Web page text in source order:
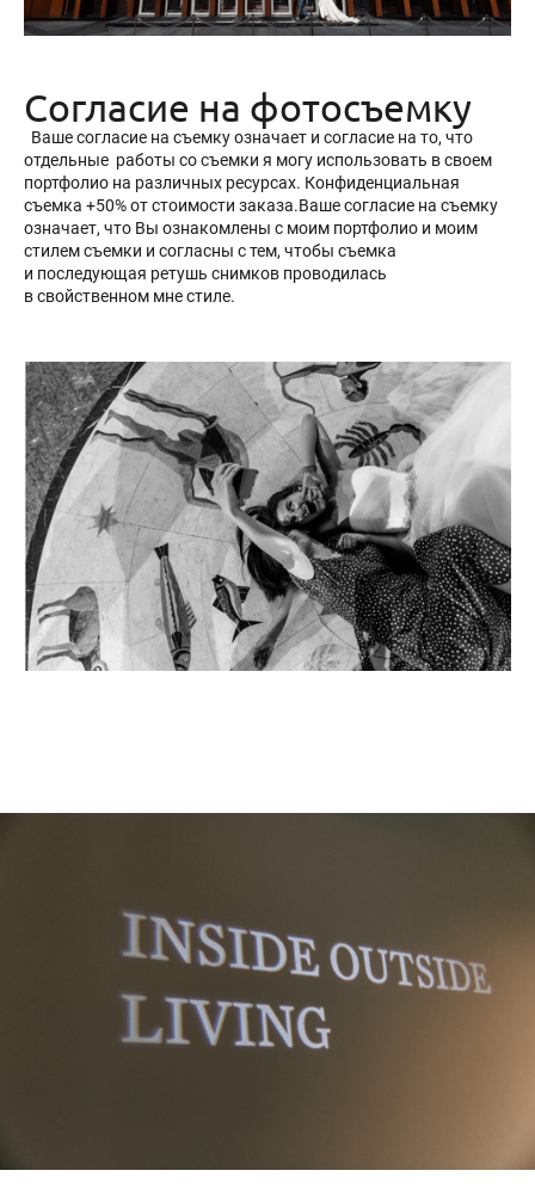
Согласие на фотосъемку
Ваше согласие на съемку означает и согласие на то, что
отдельные работы со съемки я могу использовать в своем
портфолио на различных ресурсах. Конфиденциальная
съемка +50% от стоимости заказа.Ваше согласие на съемку
означает, что Вы ознакомлены с моим портфолио и моим
стилем съемки и согласны с тем, чтобы съемка
и последующая ретушь снимков проводилась
в свойственном мне стиле.